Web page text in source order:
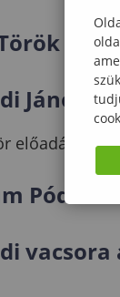
János
előadása.